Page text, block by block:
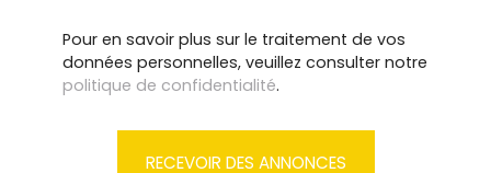
Pour en savoir plus sur le traitement de vos
données personnelles, veuillez consulter notre
politique de confidentialité.
RECEVOIR DES ANNONCES